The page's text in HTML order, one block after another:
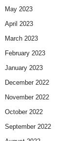
May 2023
April 2023
March 2023
February 2023
January 2023
December 2022
November 2022
October 2022
September 2022